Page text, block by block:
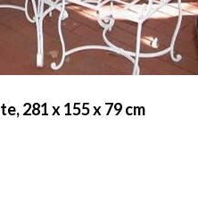
281 x 155 x 79 cm